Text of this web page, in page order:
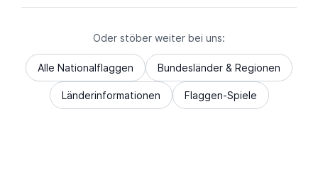
Oder stöber weiter bei uns:
Alle Nationalflaggen Bundesländer & Regionen
Länderinformationen Flaggen-Spiele